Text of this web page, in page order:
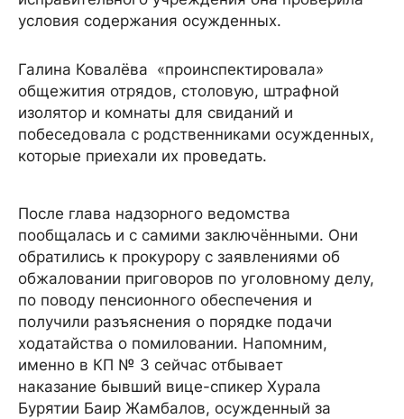
условия содержания осужденных.
Галина Ковалёва «проинспектировала»
общежития отрядов, столовую, штрафной
изолятор и комнаты для свиданий и
побеседовала с родственниками осужденных,
которые приехали их проведать.
После глава надзорного ведомства
пообщалась и с самими заключёнными. Они
обратились к прокурору с заявлениями об
обжаловании приговоров по уголовному делу,
по поводу пенсионного обеспечения и
получили разъяснения о порядке подачи
ходатайства о помиловании. Напомним,
именно в КП № 3 сейчас отбывает
наказание бывший вице-спикер Хурала
Бурятии Баир Жамбалов, осужденный за